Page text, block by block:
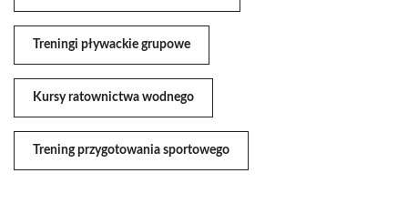
Treningi pływackie grupowe
Kursy ratownictwa wodnego
Trening przygotowania sportowego